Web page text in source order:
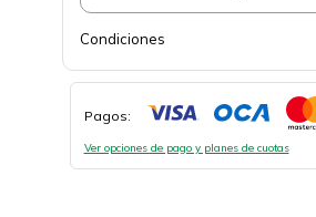
Condiciones
Pagos:
Ver opciones de pago y planes de cuotas